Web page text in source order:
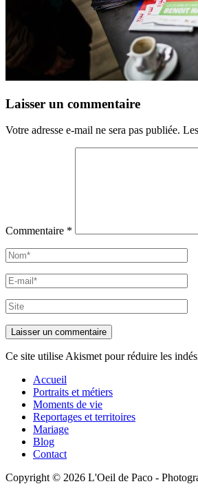
Laisser un commentaire
Votre adresse e-mail ne sera pas publiée.
Commentaire *
Nom*
E-
mail*
Site
Ce site utilise Akismet pour réduire les
Accueil
Portraits et métiers
Moments de vie
Reportages et territoires
Mariage
Blog
Contact
Copyright © 2026 L'Oeil de Paco -